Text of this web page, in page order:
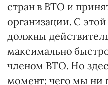
стран в ВТО и
организации. С
должны
максимально
членом ВТО. Но
момент: чего мы ни